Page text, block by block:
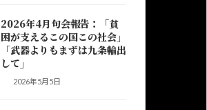
2026年4月句会報告：「貧
困が支えるこの国この社会」
「武器よりもまずは九条輸出
して」
2026年5月5日